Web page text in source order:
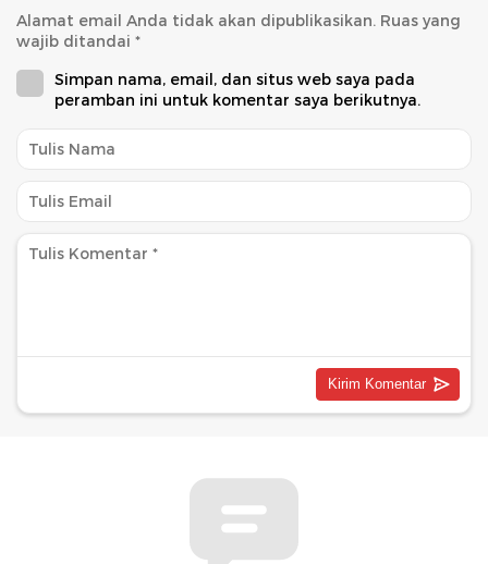
Alamat email Anda tidak akan dipublikasikan. Ruas yang
wajib ditandai *
Simpan nama, email, dan situs web saya pada
peramban ini untuk komentar saya berikutnya.